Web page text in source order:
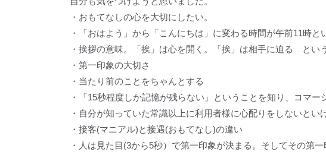
・おもてなしの心を大切にしたい。
・「おはよう」から「こんにちは」に変わる時間が午前11時と
・挨拶の意味。「挨」は心を開く。「挨」は相手に迫る とい
・第一印象の大切さ
・当たり前のことをちゃんとする
・「15秒程度しか記憶が残らない」ということを知り、コマー
・自分が知っていた常識以上に利用者様に心配りをしないとい
・接客(マニアル)と接遇(おもてなし)の違い
・人は見た目(3から5秒）で第一印象が決まる。そしてその第